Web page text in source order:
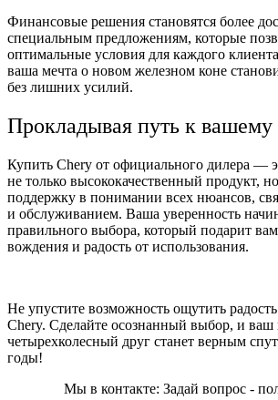
Финансовые решения становятся более
специальным предложениям, которые
оптимальные условия для каждого
ваша мечта о новом железном коне
без лишних усилий.
Прокладывая путь к
Купить Chery от официального дилера —
не только высококачественный продукт,
поддержку в понимании всех нюансов,
и обслуживанием. Ваша уверенность
правильного выбора, который подарит
вождения и радость от использования.
Не упустите возможность ощутить
Chery. Сделайте осознанный выбор, и
четырехколесный друг станет верным
годы!
Мы в контакте: Задай вопрос -